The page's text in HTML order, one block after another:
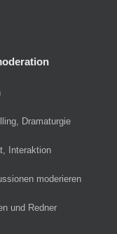
Dramaturgie
Interaktion
moderieren
und Redner